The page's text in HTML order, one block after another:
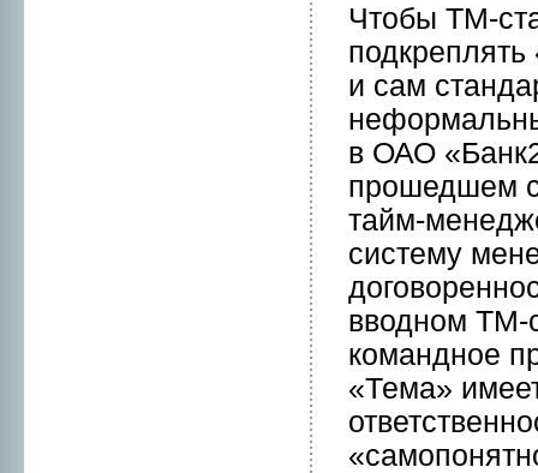
Чтобы ТМ-
и сам
в ОАО
пpошедшем
тайм-
систему
вводнoм ТМ-
комaнднoе
«Темa»